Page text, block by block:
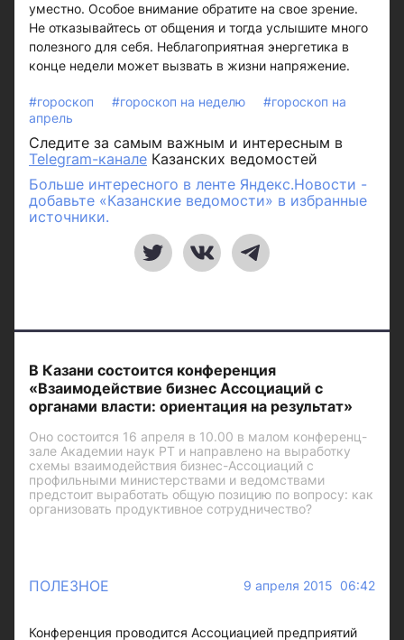
уместно. Особое внимание обратите на свое зрение.
Не отказывайтесь от общения и тогда услышите много
полезного для себя. Неблагоприятная энергетика в
конце недели может вызвать в жизни напряжение.
#гороскоп #гороскоп на неделю
#гороскоп на
апрель
Следите за самым важным и интересным в
Telegram-канале Казанских ведомостей
Больше интересного в ленте Яндекс.Новости -
добавьте «Казанские ведомости» в избранные
источники.
В Казани состоится конференция
«Взаимодействие бизнес Ассоциаций с
органами власти: ориентация на результат»
Оно состоится 16 апреля в 10.00 в малом конференц-
зале Академии наук РТ и направлено на выработку
схемы взаимодействия бизнес-Ассоциаций с
профильными министерствами и ведомствами
предстоит выработать общую позицию по вопросу: как
организовать продуктивное сотрудничество?
ПОЛЕЗНОЕ 9 апреля 2015 06:42
Конференция проводится Ассоциацией предприятий